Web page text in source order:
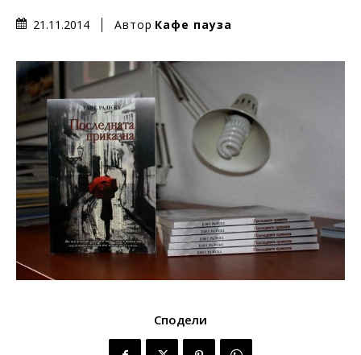
21.11.2014 Автор Кафе пауза
Сподели